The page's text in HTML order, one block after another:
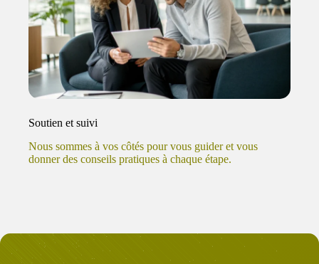
Soutien et suivi
Nous sommes à vos côtés pour vous guider et vous
donner des conseils pratiques à chaque étape.